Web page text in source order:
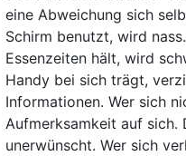
eine Abweichung sich
Schirm benutzt, wird
Essenzeiten hält, wird
Handy bei sich trägt,
Informationen. Wer sich
Aufmerksamkeit auf sich.
unerwünscht. Wer sich